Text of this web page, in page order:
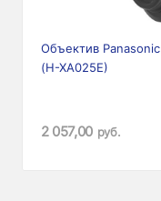
Объектив Panasonic
(H-XA025E)
2 057,00 руб.